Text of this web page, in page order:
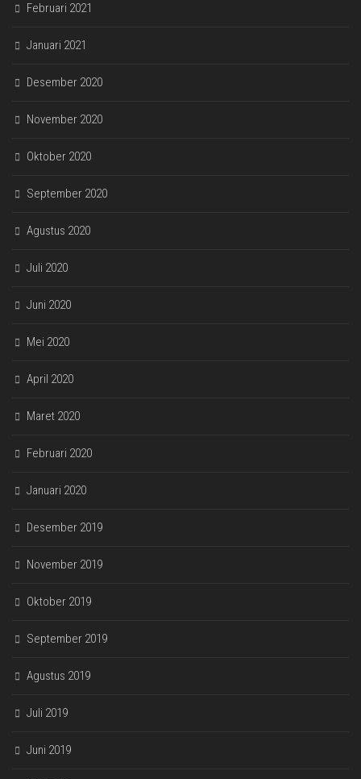
Februari 2021
Januari 2021
Desember 2020
November 2020
Oktober 2020
September 2020
Agustus 2020
Juli 2020
Juni 2020
Mei 2020
April 2020
Maret 2020
Februari 2020
Januari 2020
Desember 2019
November 2019
Oktober 2019
September 2019
Agustus 2019
Juli 2019
Juni 2019